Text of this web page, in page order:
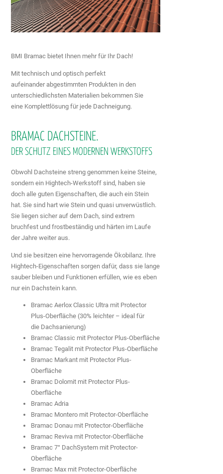
BMI Bramac bietet Ihnen mehr für Ihr Dach!
Mit technisch und optisch perfekt
aufeinander abgestimmten Produkten in den
unterschiedlichsten Materialien bekommen Sie
eine Komplettlösung für jede Dachneigung.
BRAMAC DACHSTEINE.
DER SCHUTZ EINES MODERNEN WERKSTOFFS
Obwohl Dachsteine streng genommen keine Steine,
sondern ein Hightech-Werkstoff sind, haben sie
doch alle guten Eigenschaften, die auch ein Stein
hat. Sie sind hart wie Stein und quasi unverwüstlich.
Sie liegen sicher auf dem Dach, sind extrem
bruchfest und frostbeständig und härten im Laufe
der Jahre weiter aus.
Und sie besitzen eine hervorragende Ökobilanz. Ihre
Hightech-Eigenschaften sorgen dafür, dass sie lange
sauber bleiben und Funktionen erfüllen, wie es eben
nur ein Dachstein kann.
Bramac Aerlox Classic Ultra mit Protector
Plus-Oberfläche (30% leichter – ideal für
die Dachsanierung)
Bramac Classic mit Protector Plus-Oberfläche
Bramac Tegalit mit Protector Plus-Oberfläche
Bramac Markant mit Protector Plus-
Oberfläche
Bramac Dolomit mit Protector Plus-
Oberfläche
Bramac Adria
Bramac Montero mit Protector-Oberfläche
Bramac Donau mit Protector-Oberfläche
Bramac Reviva mit Protector-Oberfläche
Bramac 7° DachSystem mit Protector-
Oberfläche
Bramac Max mit Protector-Oberfläche